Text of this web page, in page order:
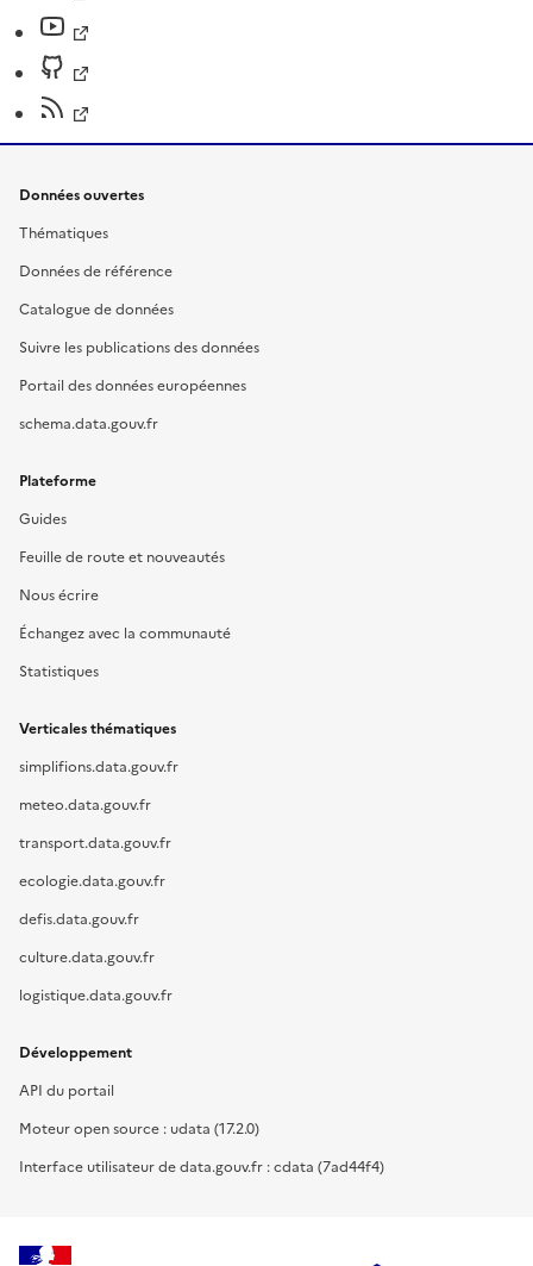
Données ouvertes
Thématiques
Données de référence
Catalogue de données
Suivre les publications des données
Portail des données européennes
schema.data.gouv.fr
Plateforme
Guides
Feuille de route et nouveautés
Nous écrire
Échangez avec la communauté
Statistiques
Verticales thématiques
simplifions.data.gouv.fr
meteo.data.gouv.fr
transport.data.gouv.fr
ecologie.data.gouv.fr
defis.data.gouv.fr
culture.data.gouv.fr
logistique.data.gouv.fr
Développement
API du portail
Moteur open source : udata (17.2.0)
Interface utilisateur de data.gouv.fr : cdata (7ad44f4)